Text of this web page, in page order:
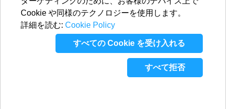
Cookie や同様のテクノロジーを使用します。
詳細を読む: Cookie Policy
すべての Cookie を受け入れる
すべて拒否